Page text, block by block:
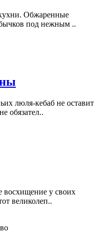
Обжаренные
под нежным ..
люля-кебаб не оставит
обязател..
восхищение у своих
великолеп..